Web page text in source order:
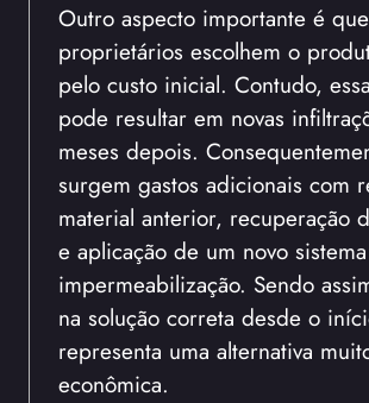
Outro aspecto importante é
proprietários escolhem o
pelo custo inicial. Contudo,
pode resultar em novas
meses depois.
surgem gastos adicionais com
material anterior, recuperação
e aplicação de um novo
impermeabilização. Sendo
na solução correta desde o
representa uma alternativa
econômica.